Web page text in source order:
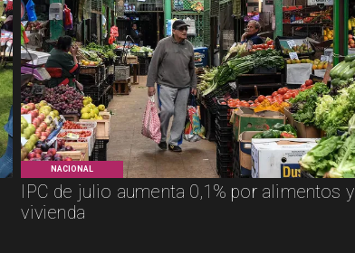
NACIONAL
IPC de julio aumenta 0,1% por alimentos y
vivienda